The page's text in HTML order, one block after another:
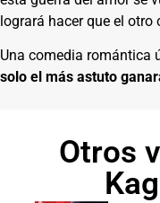
logrará hacer que el otro
Una comedia romántica
solo el más astuto
Otros